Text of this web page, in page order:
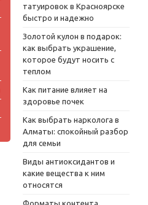
татуировок в Красноярске
быстро и надежно
Золотой кулон в подарок:
как выбрать украшение,
которое будут носить с
теплом
Как питание влияет на
здоровье почек
Как выбрать нарколога в
Алматы: спокойный разбор
для семьи
Виды антиоксидантов и
какие вещества к ним
относятся
Форматы контента,